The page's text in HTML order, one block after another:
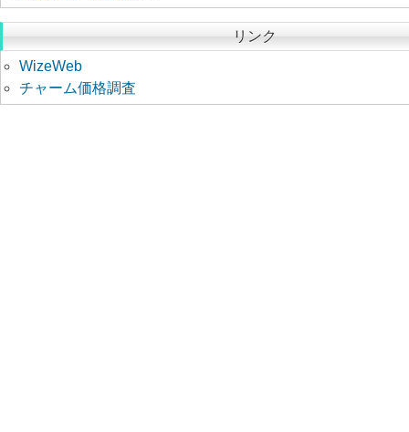
リンク
WizeWeb
チャーム価格調査